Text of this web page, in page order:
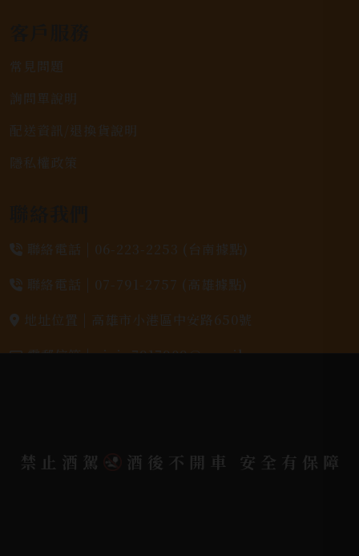
常見問題
詢問單說明
配送資訊/退換貨說明
隱私權政策
聯絡電話 | 06-223-2253 (台南據點)
聯絡電話 | 07-791-2757 (高雄據點)
地址位置 | 高雄市小港區中安路650號
電郵信箱 |yixin7917909@gmail.com
2026. All rights reserved.
Designed By
禁止酒駕 酒後不開車 安全有保障